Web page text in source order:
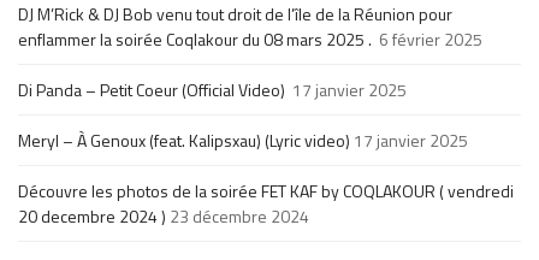
DJ M’Rick & DJ Bob venu tout droit de l’île de la Réunion pour
enflammer la soirée Coqlakour du 08 mars 2025 . 6 février 2025
Di Panda – Petit Coeur (Official Video) 17 janvier 2025
Meryl – À Genoux (feat. Kalipsxau) (Lyric video) 17 janvier 2025
Découvre les photos de la soirée FET KAF by COQLAKOUR ( vendredi
20 decembre 2024 ) 23 décembre 2024